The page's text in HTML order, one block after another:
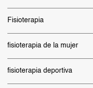
Fisioterapia
fisioterapia de la mujer
fisioterapia deportiva